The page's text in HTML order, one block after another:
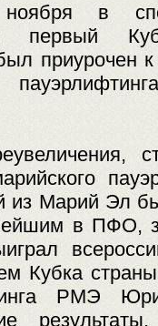
в
первый
приурочен
из Марий Эл
в ПФО,
Кубка
РМЭ